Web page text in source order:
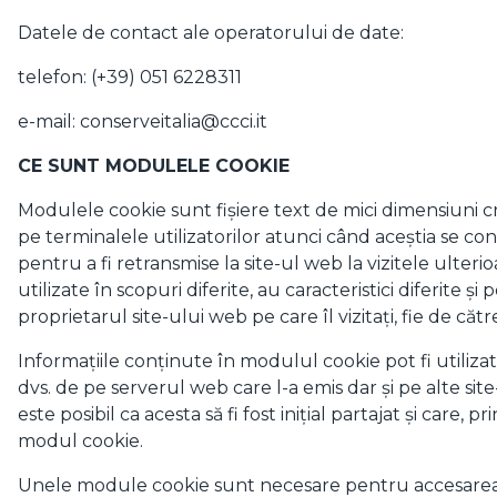
Datele de contact ale operatorului de date:
telefon: (+39) 051 6228311
e-mail: conserveitalia@ccci.it
CE SUNT MODULELE COOKIE
Modulele cookie sunt fișiere text de mici dimensiuni
pe terminalele utilizatorilor atunci când aceștia se
pentru a fi retransmise la site-ul web la vizitele
utilizate în scopuri diferite, au caracteristici diferite și
proprietarul site-ului web pe care îl vizitați, fie de
Informațiile conținute în modulul cookie pot fi
dvs. de pe serverul web care l-a emis dar și pe alte
este posibil ca acesta să fi fost inițial partajat și care,
modul cookie.
Unele module cookie sunt necesare pentru